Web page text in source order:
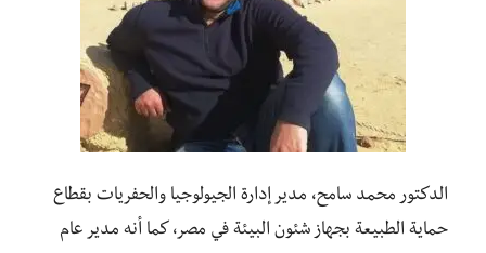
الدكتور محمد سامح، مدير إدارة الجيولوجيا والحفريات بقطاع
حماية الطبيعة بجهاز شئون البيئة في مصر، كما أنه مدير عام